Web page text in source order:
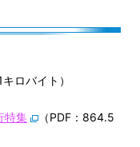
ロバイト）
特集
（PDF：864.5